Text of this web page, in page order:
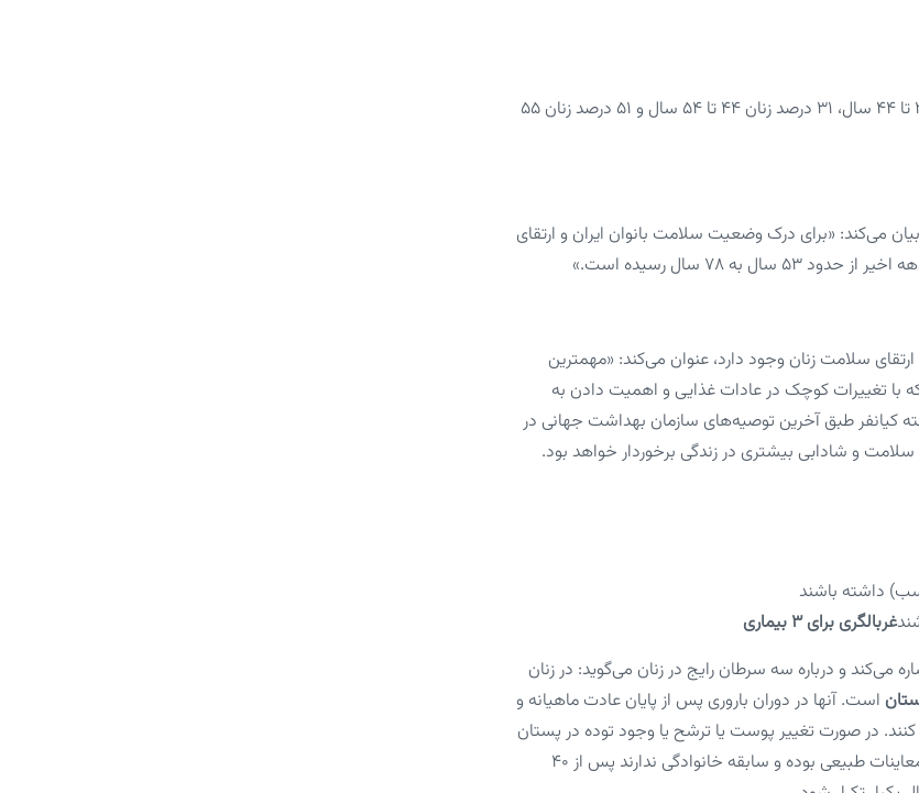
۳۳ درصد زنان ایرانی سابقه فشارخون بالا دارند. بر این اساس ۱۹.۵ درصد زنان ۳۵ تا ۴۴ سال، ۳۱ درصد زنان ۴۴ تا ۵۴ سال و ۵۱ درصد زنان ۵۵
می‌کند: «برای درک وضعیت سلامت بانوان ایران و ارتقای
سلامت زنان وجود دارد، عنوان می‌کند: «مهمترین
با تغییرات کوچک در عادات غذایی و اهمیت دادن به
کیانفر طبق آخرین توصیه‌های سازمان بهداشت جهانی در
و شادابی بیشتری در زندگی برخوردار خواهد بود.
غربالگری برای ۳ بیماری
می‌کند و درباره سه سرطان رایج در زنان می‌گوید: در زنان
است. آنها در دوران باروری پس از پایان عادت ماهیانه و
کنند. در صورت تغییر پوست یا ترشح یا وجود توده در پستان
و زیر بغل باید به مراکز خدمات جامع سلامت یا پزشک مراجعه کنند. در زنانی که معاینات طبیعی بوده و سابقه خانوادگی ندارند پس از ۴۰